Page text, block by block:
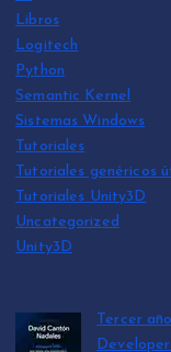
Libros
Logitech
Python
Semantic Kernel
Sistemas Windows
Tutoriales
Tutoriales genéricos
Tutoriales Unity3D
Uncategorized
Unity3D
Tercer